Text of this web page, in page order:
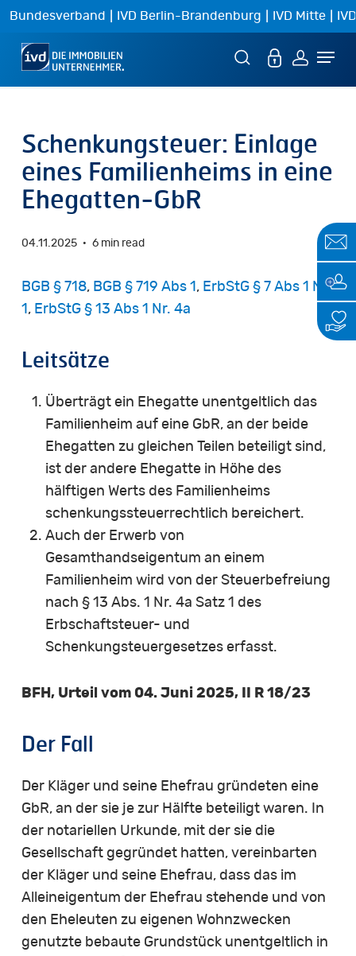
Skip
main
Bundesverband | IVD Berlin-Brandenburg | IVD Mitte |
Schenkungsteuer: Einlage
eines Familienheims in eine
Ehegatten-GbR
04.11.2025 6 min read
BGB § 718, BGB § 719 Abs 1 ,ErbStG § 7 Abs 1 Nr.
1 , ErbStG § 13 Abs 1 Nr. 4a
Leitsätze
Überträgt ein Ehegatte unentgeltlich das
Familienheim auf eine GbR, an der beide
Ehegatten zu gleichen Teilen beteiligt sind,
ist der andere Ehegatte in Höhe des
hälftigen Werts des Familienheims
schenkungssteuerrechtlich bereichert.
Auch der Erwerb von
Gesamthandseigentum an einem
Familienheim wird von der Steuerbefreiung
nach § 13 Abs. 1 Nr. 4a Satz 1 des
Erbschaftsteuer- und
Schenkungsteuergesetzes erfasst.
BFH, Urteil vom 04. Juni 2025, II R 18/23
Der Fall
Der Kläger und seine Ehefrau gründeten eine
GbR, an der sie je zur Hälfte beteiligt waren. In
der notariellen Urkunde, mit der sie die
Gesellschaft gegründet hatten, vereinbarten
der Kläger und seine Ehefrau, dass das im
Alleineigentum der Ehefrau stehende und von
den Eheleuten zu eigenen Wohnzwecken
genutzte bebaute Grundstück unentgeltlich in